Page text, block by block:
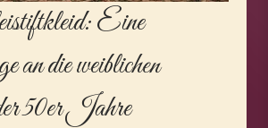
Eine
die weiblichen
50er Jahre